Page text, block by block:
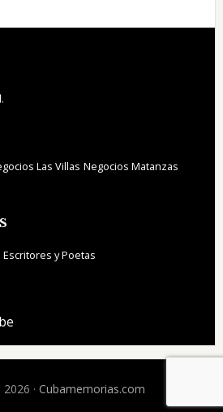
Las Villas Negocios Matanzas
Escritores y Poetas
· Cubamemorias.com